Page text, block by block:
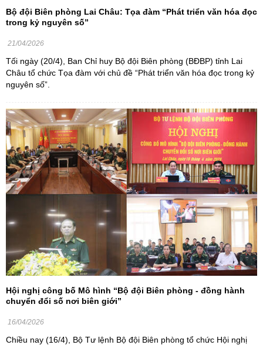
Bộ đội Biên phòng Lai Châu: Tọa đàm “Phát triển văn hóa đọc
trong kỷ nguyên số”
21/04/2026
Tối ngày (20/4), Ban Chỉ huy Bộ đội Biên phòng (BĐBP) tỉnh Lai
Châu tổ chức Tọa đàm với chủ đề “Phát triển văn hóa đọc trong kỷ
nguyên số”.
Hội nghị công bố Mô hình “Bộ đội Biên phòng - đồng hành
chuyển đổi số nơi biên giới”
16/04/2026
Chiều nay (16/4), Bộ Tư lệnh Bộ đội Biên phòng tổ chức Hội nghị